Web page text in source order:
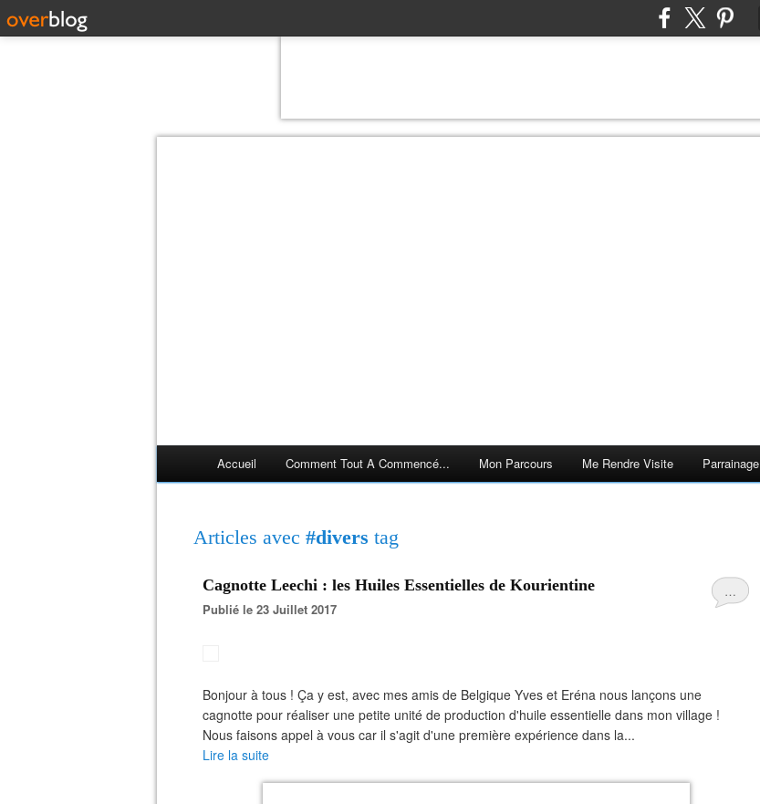
Accueil Comment Tout A Commencé... Mon Parcours Me Rendre Visite Parrainage
Articles avec #divers tag
…
Cagnotte Leechi : les Huiles Essentielles de Kourientine
Publié le 23 Juillet 2017
Bonjour à tous ! Ça y est, avec mes amis de Belgique Yves et Eréna nous lançons une
cagnotte pour réaliser une petite unité de production d'huile essentielle dans mon village !
Nous faisons appel à vous car il s'agit d'une première expérience dans la...
Lire la suite